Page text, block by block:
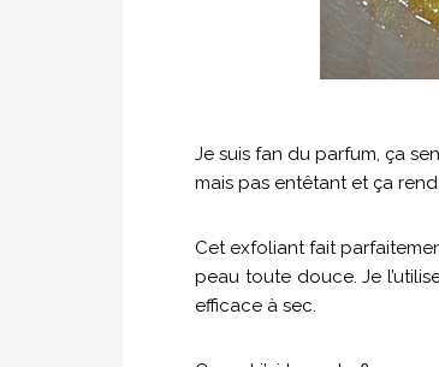
Je suis fan du parfum, ça
mais pas entêtant et ça
Cet exfoliant fait
peau toute douce. Je
efficace à sec.